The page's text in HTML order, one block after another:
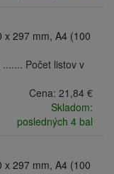
x 297 mm, A4 (100
Počet listov v
Cena: 21,84 €
Skladom:
posledných 4 bal
x 297 mm, A4 (100